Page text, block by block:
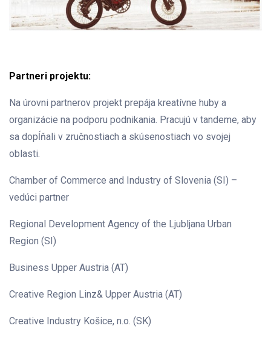
Partneri projektu:
Na úrovni partnerov projekt prepája kreatívne huby a
organizácie na podporu podnikania. Pracujú v tandeme, aby
sa dopĺňali v zručnostiach a skúsenostiach vo svojej
oblasti.
Chamber of Commerce and Industry of Slovenia (SI) –
vedúci partner
Regional Development Agency of the Ljubljana Urban
Region (SI)
Business Upper Austria (AT)
Creative Region Linz& Upper Austria (AT)
Creative Industry Košice, n.o. (SK)